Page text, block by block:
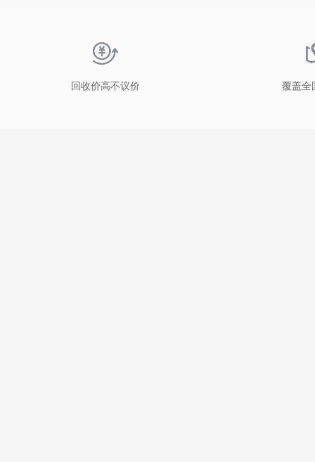
回收价高不议价 覆盖全